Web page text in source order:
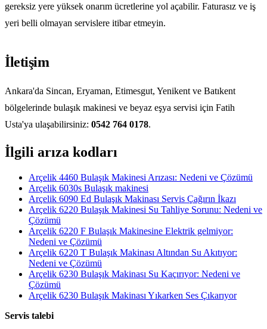
gereksiz yere yüksek onarım ücretlerine yol açabilir. Faturasız ve iş
yeri belli olmayan servislere itibar etmeyin.
İletişim
Ankara'da Sincan, Eryaman, Etimesgut, Yenikent ve Batıkent
bölgelerinde bulaşık makinesi ve beyaz eşya servisi için Fatih
Usta'ya ulaşabilirsiniz: 0542 764 0178.
İlgili arıza kodları
Arçelik 4460 Bulaşık Makinesi Arızası: Nedeni ve Çözümü
Arçelik 6030s Bulaşık makinesi
Arçelik 6090 Ed Bulaşık Makinası Servis Çağırın İkazı
Arçelik 6220 Bulaşık Makinesi Su Tahliye Sorunu: Nedeni ve
Çözümü
Arçelik 6220 F Bulaşık Makinesine Elektrik gelmiyor:
Nedeni ve Çözümü
Arçelik 6220 T Bulaşık Makinası Altından Su Akıtıyor:
Nedeni ve Çözümü
Arçelik 6230 Bulaşık Makinası Su Kaçırıyor: Nedeni ve
Çözümü
Arçelik 6230 Bulaşık Makinası Yıkarken Ses Çıkarıyor
Servis talebi